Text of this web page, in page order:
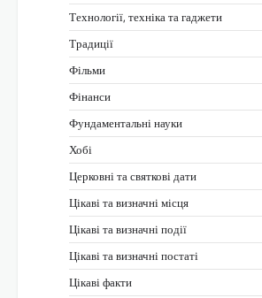
Технології, техніка та гаджети
Традиції
Фільми
Фінанси
Фундаментальні науки
Хобі
Церковні та святкові дати
Цікаві та визначні місця
Цікаві та визначні події
Цікаві та визначні постаті
Цікаві факти